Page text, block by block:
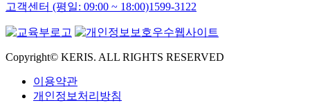
고객센터 (평일: 09:00 ~ 18:00)1599-3122
Copyright© KERIS. ALL RIGHTS RESERVED
이용약관
개인정보처리방침